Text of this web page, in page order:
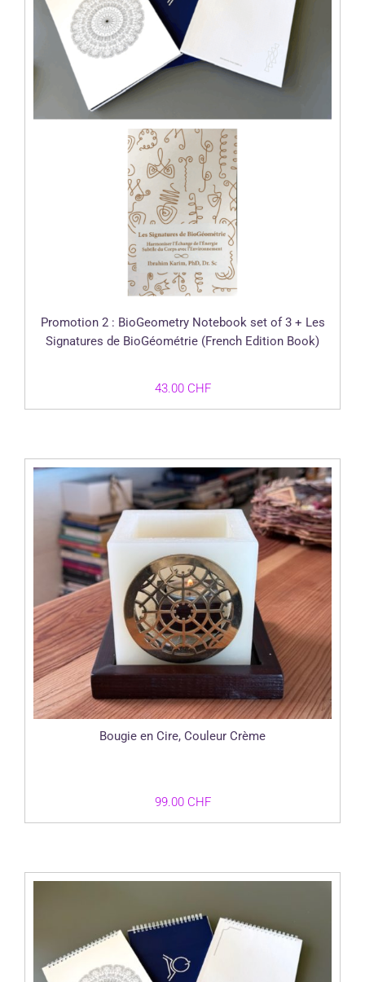
Promotion 2 : BioGeometry Notebook set of 3 + Les
Signatures de BioGéométrie (French Edition Book)
43.00 CHF
Bougie en Cire, Couleur Crème
99.00 CHF